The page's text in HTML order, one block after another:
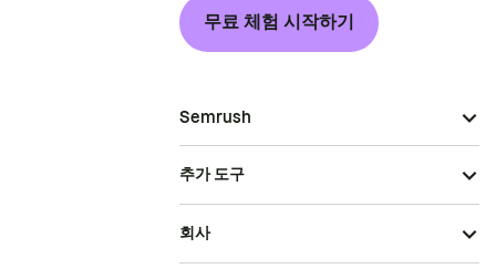
무료 체험 시작하기
Semrush
추가 도구
회사